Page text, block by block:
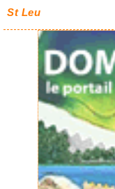
St Leu